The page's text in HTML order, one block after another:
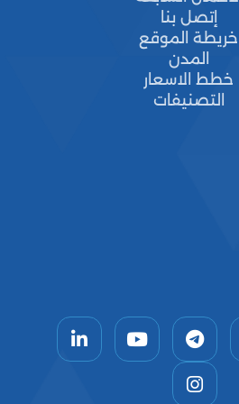
إتصل بنا
خريطة الموقع
المدن
خطط الاسعار
التصنيفات